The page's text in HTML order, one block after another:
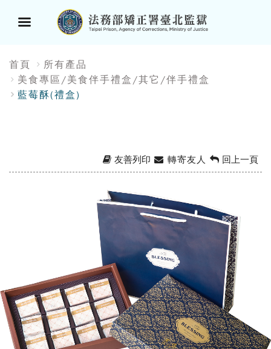
單
按
首頁
所有產品
美食專區/美食伴手禮盒/其它/伴手禮盒
藍莓酥(禮盒)
友善列印 轉寄友人 回上一頁